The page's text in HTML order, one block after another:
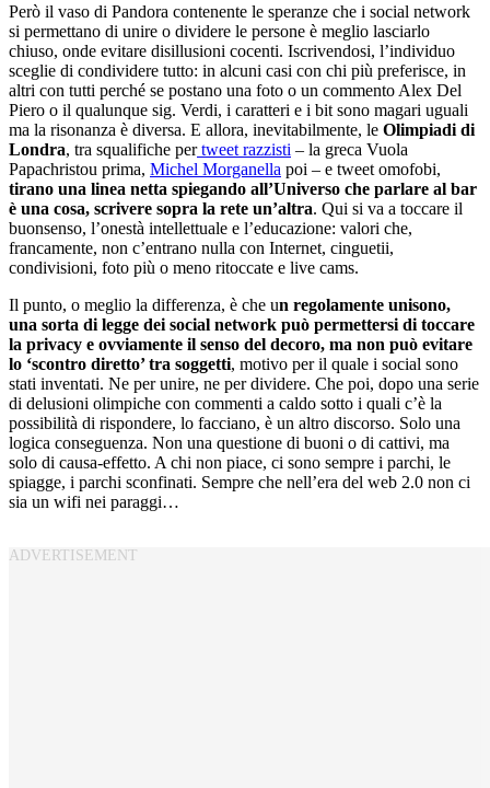
Però il vaso di Pandora contenente le speranze che i social network
si permettano di unire o dividere le persone è meglio lasciarlo
chiuso, onde evitare disillusioni cocenti. Iscrivendosi, l’individuo
sceglie di condividere tutto: in alcuni casi con chi più preferisce, in
altri con tutti perché se postano una foto o un commento Alex Del
Piero o il qualunque sig. Verdi, i caratteri e i bit sono magari uguali
ma la risonanza è diversa. E allora, inevitabilmente, le Olimpiadi di
Londra, tra squalifiche pertweet razzisti – la greca Vuola
Papachristou prima, Michel Morganella poi – e tweet omofobi,
tirano una linea netta spiegando all’Universo che parlare al bar
è una cosa, scrivere sopra la rete un’altra. Qui si va a toccare il
buonsenso, l’onestà intellettuale e l’educazione: valori che,
francamente, non c’entrano nulla con Internet, cinguetii,
condivisioni, foto più o meno ritoccate e live cams.
Il punto, o meglio la differenza, è che un regolamente unisono,
una sorta di legge dei social network può permettersi di toccare
la privacy e ovviamente il senso del decoro, ma non può evitare
lo ‘scontro diretto’ tra soggetti, motivo per il quale i social sono
stati inventati. Ne per unire, ne per dividere. Che poi, dopo una serie
di delusioni olimpiche con commenti a caldo sotto i quali c’è la
possibilità di rispondere, lo facciano, è un altro discorso. Solo una
logica conseguenza. Non una questione di buoni o di cattivi, ma
solo di causa-effetto. A chi non piace, ci sono sempre i parchi, le
spiagge, i parchi sconfinati. Sempre che nell’era del web 2.0 non ci
sia un wifi nei paraggi…